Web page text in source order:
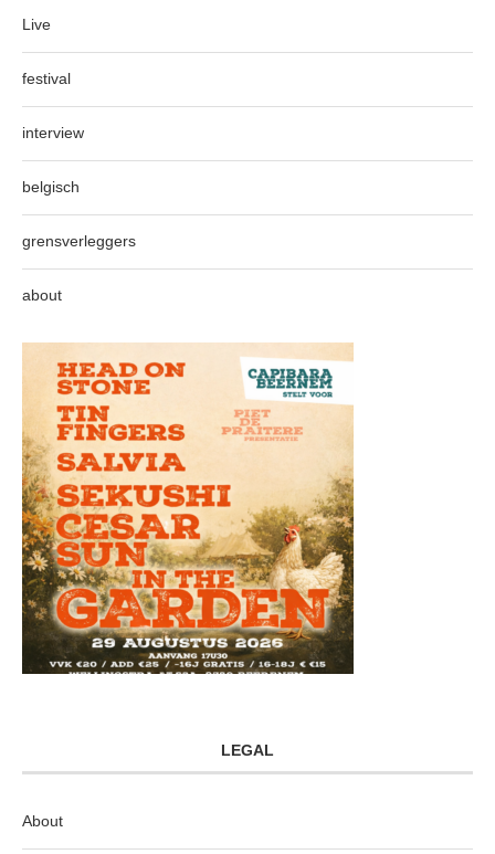
Live
festival
interview
belgisch
grensverleggers
about
LEGAL
About